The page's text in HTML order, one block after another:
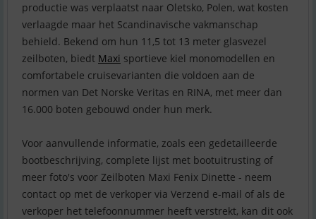
productie was verplaatst naar Oletsko, Polen, wat kosten
verlaagde maar het Scandinavische vakmanschap
behield. Bekend om hun 11,5 tot 13 meter glasvezel
zeilboten, biedt Maxi sportieve kiel monomodellen en
comfortabele cruisevarianten die voldoen aan de
normen van Det Norske Veritas en RINA, met meer dan
16.000 boten gebouwd onder hun merk.
Voor aanvullende informatie, zoals een gedetailleerde
bootbeschrijving, complete lijst met bootuitrusting of
meer foto's voor Zeilboten Maxi Fenix Dinette - neem
contact op met de verkoper via Verzend e-mail of als de
verkoper het telefoonnummer heeft verstrekt, kan dit ook